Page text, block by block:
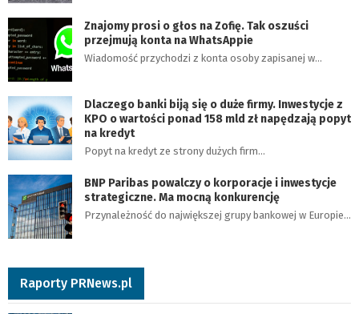
Znajomy prosi o głos na Zofię. Tak oszuści
przejmują konta na WhatsAppie
Wiadomość przychodzi z konta osoby zapisanej w…
Dlaczego banki biją się o duże firmy. Inwestycje z
KPO o wartości ponad 158 mld zł napędzają popyt
na kredyt
Popyt na kredyt ze strony dużych firm…
BNP Paribas powalczy o korporacje i inwestycje
strategiczne. Ma mocną konkurencję
Przynależność do największej grupy bankowej w Europie…
Raporty PRNews.pl